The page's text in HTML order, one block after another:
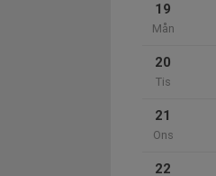
19
Mån
20
Tis
21
Ons
22